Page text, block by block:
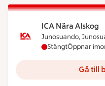
ICA Nära Alskog
Junosuando,
ICA Nära Alskog
StängtÖppnar
Gå till